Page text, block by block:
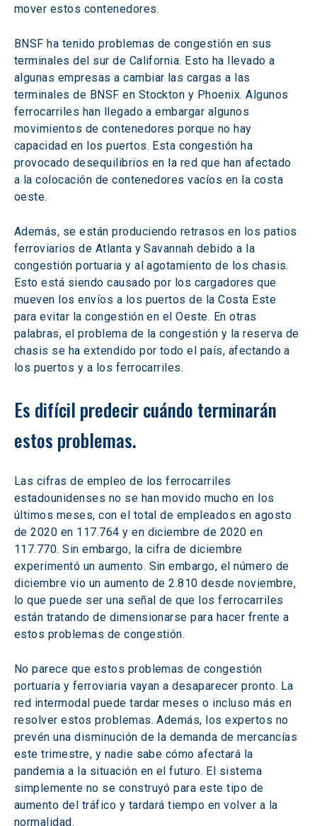
mover estos contenedores.
BNSF ha tenido problemas de congestión en sus
terminales del sur de California. Esto ha llevado a
algunas empresas a cambiar las cargas a las
terminales de BNSF en Stockton y Phoenix. Algunos
ferrocarriles han llegado a embargar algunos
movimientos de contenedores porque no hay
capacidad en los puertos. Esta congestión ha
provocado desequilibrios en la red que han afectado
a la colocación de contenedores vacíos en la costa
oeste.
Además, se están produciendo retrasos en los patios
ferroviarios de Atlanta y Savannah debido a la
congestión portuaria y al agotamiento de los chasis.
Esto está siendo causado por los cargadores que
mueven los envíos a los puertos de la Costa Este
para evitar la congestión en el Oeste. En otras
palabras, el problema de la congestión y la reserva de
chasis se ha extendido por todo el país, afectando a
los puertos y a los ferrocarriles.
Es difícil predecir cuándo terminarán
estos problemas.
Las cifras de empleo de los ferrocarriles
estadounidenses no se han movido mucho en los
últimos meses, con el total de empleados en agosto
de 2020 en 117.764 y en diciembre de 2020 en
117.770. Sin embargo, la cifra de diciembre
experimentó un aumento. Sin embargo, el número de
diciembre vio un aumento de 2.810 desde noviembre,
lo que puede ser una señal de que los ferrocarriles
están tratando de dimensionarse para hacer frente a
estos problemas de congestión.
No parece que estos problemas de congestión
portuaria y ferroviaria vayan a desaparecer pronto. La
red intermodal puede tardar meses o incluso más en
resolver estos problemas. Además, los expertos no
prevén una disminución de la demanda de mercancías
este trimestre, y nadie sabe cómo afectará la
pandemia a la situación en el futuro. El sistema
simplemente no se construyó para este tipo de
aumento del tráfico y tardará tiempo en volver a la
normalidad.